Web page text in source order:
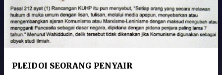
PLEIDOI SEORANG PENYAIR